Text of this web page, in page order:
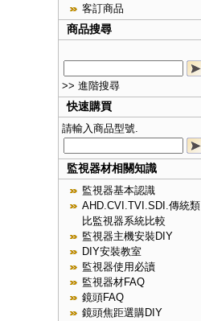
客訂商品
商品搜尋
>> 進階搜尋
快速購買
請輸入商品型號.
監視器材相關知識
監視器基本認識
AHD.CVI.TVI.SDI.傳統類
比監視器系統比較
監視器主機安裝DIY
DIY安裝教室
監視器使用必讀
監視器材FAQ
鏡頭FAQ
鏡頭焦距選購DIY